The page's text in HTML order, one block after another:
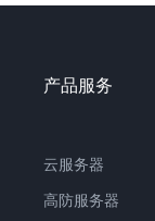
产品服务
云服务器
高防服务器